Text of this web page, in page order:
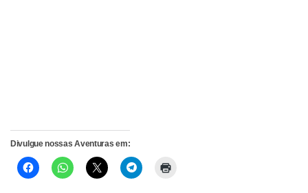
Divulgue nossas Aventuras em: